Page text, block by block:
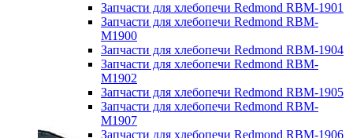
Запчасти для хлебопечи Redmond RBM-1901
Запчасти для хлебопечи Redmond RBM-
M1900
Запчасти для хлебопечи Redmond RBM-1904
Запчасти для хлебопечи Redmond RBM-
M1902
Запчасти для хлебопечи Redmond RBM-1905
Запчасти для хлебопечи Redmond RBM-
M1907
Запчасти для хлебопечи Redmond RBM-1906